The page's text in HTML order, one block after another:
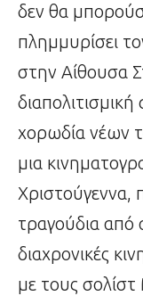
δεν θα
πλημμυρίσει
στην Αίθουσα
χορωδία νέων
μια
Χριστούγεννα,
τραγούδια από
διαχρονικές
με τους